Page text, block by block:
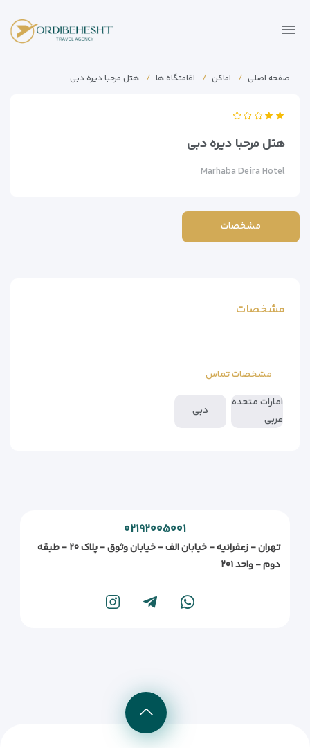
صفحه اصلی اماکن اقامتگاه ها هتل مرحبا دیره دبی
هتل مرحبا دیره دبی
Marhaba Deira Hotel
مشخصات
مشخصات
مشخصات تماس
امارات متحده
عربی
دبی
۰۲۱۹۲۰۰۵۰۰۱
تهران - زعفرانیه - خیابان الف - خیابان وثوق - پلاک ۲۰ - طبقه
دوم - واحد ۲۰۱